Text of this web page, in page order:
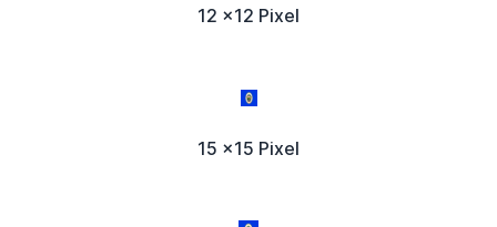
12 x12 Pixel
15 x15 Pixel